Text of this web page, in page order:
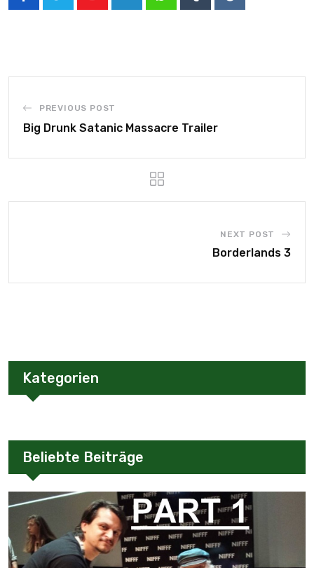
PREVIOUS POST
Big Drunk Satanic Massacre Trailer
NEXT POST
Borderlands 3
Kategorien
Beliebte Beiträge